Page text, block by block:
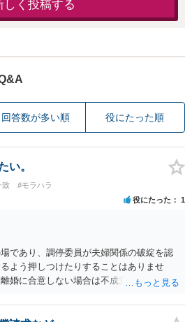
しく投稿する
回答数が多い順 役にたった順
い。
致 #モラハラ
役にたった 1
であり、調停委員が夫婦関係の破綻を認
よう押しつけたりすることはありませ
婚に合意しない場合は不成立になり」、
成立を希望するなら、夫が離婚に前向き